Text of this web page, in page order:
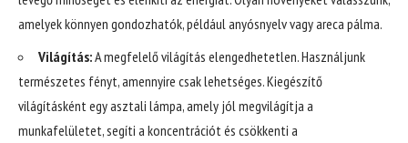
amelyek könnyen gondozhatók, például anyósnyelv vagy areca pálma.
Világítás:A megfelelő világítás elengedhetetlen. Használjunk
természetes fényt, amennyire csak lehetséges. Kiegészítő
világításként egy asztali lámpa, amely jól megvilágítja a
munkafelületet, segíti a koncentrációt és csökkenti a